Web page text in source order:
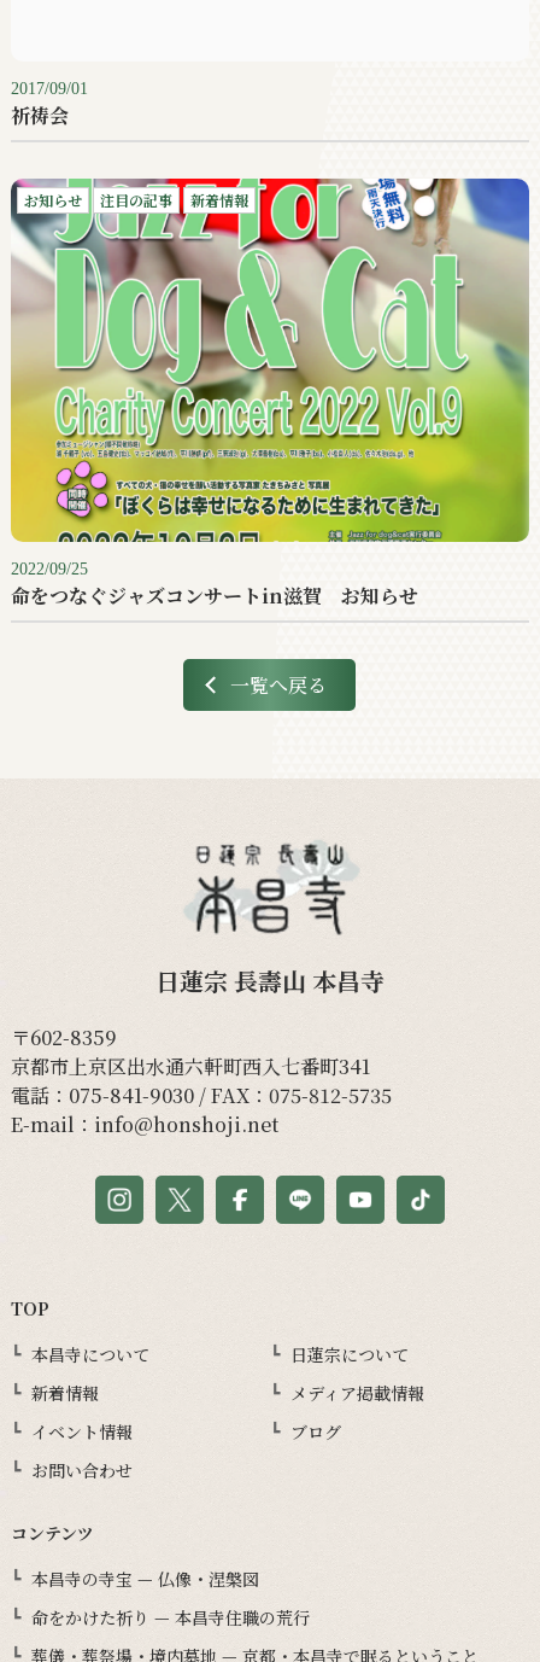
2017/09/01
祈祷会
お知らせ 注目の記事 新着情報
2022/09/25
命をつなぐジャズコンサートin滋賀 お知らせ
一覧へ戻る
日蓮宗 長壽山 本昌寺
〒602-8359
京都市上京区出水通六軒町西入七番町341
電話： 075-841-9030/ FAX：075-812-5735
E-mail： info@honshoji.net
TOP
本昌寺について
日蓮宗について
新着情報
メディア掲載情報
イベント情報
ブログ
お問い合わせ
コンテンツ
本昌寺の寺宝 — 仏像・涅槃図
命をかけた祈り — 本昌寺住職の荒行
葬儀・葬祭場・境内墓地 — 京都・本昌寺で眠るということ